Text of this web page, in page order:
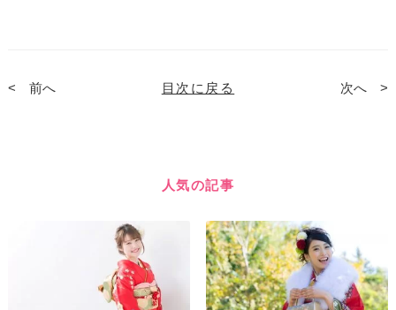
前へ 目次に戻る 次へ
人気の記事